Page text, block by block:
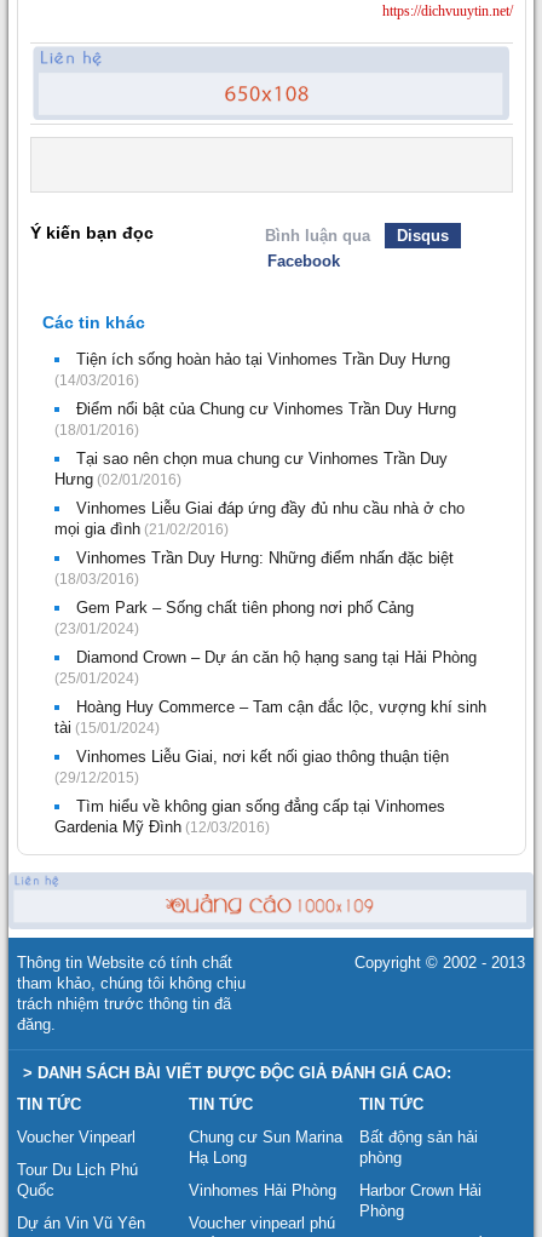
https://dichvuuytin.net/
Ý kiến bạn đọc Bình luận qua
Disqus
Facebook
Các tin khác
Tiện ích sống hoàn hảo tại Vinhomes Trần Duy Hưng
(14/03/2016)
Điểm nổi bật của Chung cư Vinhomes Trần Duy Hưng
(18/01/2016)
Tại sao nên chọn mua chung cư Vinhomes Trần Duy
Hưng (02/01/2016)
Vinhomes Liễu Giai đáp ứng đầy đủ nhu cầu nhà ở cho
mọi gia đình (21/02/2016)
Vinhomes Trần Duy Hưng: Những điểm nhấn đặc biệt
(18/03/2016)
Gem Park – Sống chất tiên phong nơi phố Cảng
(23/01/2024)
Diamond Crown – Dự án căn hộ hạng sang tại Hải Phòng
(25/01/2024)
Hoàng Huy Commerce – Tam cận đắc lộc, vượng khí sinh
tài (15/01/2024)
Vinhomes Liễu Giai, nơi kết nối giao thông thuận tiện
(29/12/2015)
Tìm hiểu về không gian sống đẳng cấp tại Vinhomes
Gardenia Mỹ Đình (12/03/2016)
Thông tin Website có tính chất
tham khảo, chúng tôi không chịu
trách nhiệm trước thông tin đã
đăng.
Copyright © 2002 - 2013
> DANH SÁCH BÀI VIẾT ĐƯỢC ĐỘC GIẢ ĐÁNH GIÁ CAO:
TIN TỨC
Voucher Vinpearl
Tour Du Lịch Phú
Quốc
Dự án Vin Vũ Yên
TIN TỨC
Chung cư Sun Marina
Hạ Long
Vinhomes Hải Phòng
Voucher vinpearl phú
TIN TỨC
Bất động sản hải
phòng
Harbor Crown Hải
Phòng